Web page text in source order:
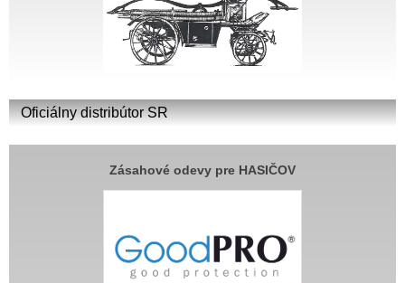
Oficiálny distribútor SR
Zásahové odevy pre HASIČOV